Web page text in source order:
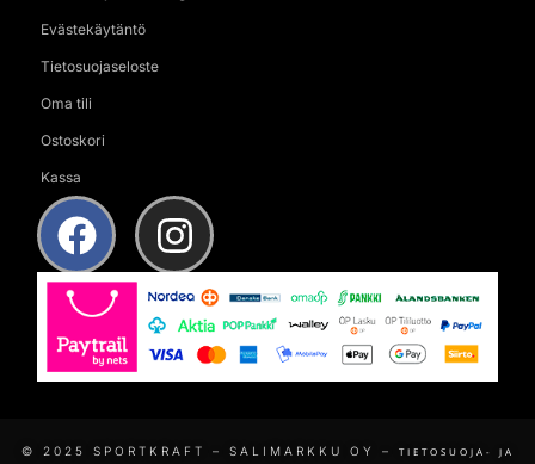
Evästekäytäntö
Tietosuojaseloste
Oma tili
Ostoskori
Kassa
© 2025 SPORTKRAFT – SALIMARKKU OY – TIETOSUOJA- JA